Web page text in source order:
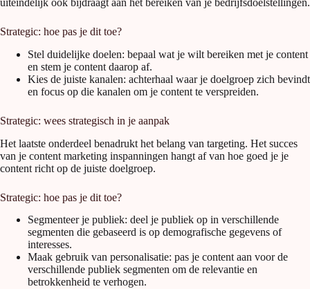
uiteindelijk ook bijdraagt aan het bereiken van je bedrijfsdoelstellingen.
Strategic: hoe pas je dit toe?
Stel duidelijke doelen: bepaal wat je wilt bereiken met je content
en stem je content daarop af.
Kies de juiste kanalen: achterhaal waar je doelgroep zich bevindt
en focus op die kanalen om je content te verspreiden.
Strategic: wees strategisch in je aanpak
Het laatste onderdeel benadrukt het belang van targeting. Het succes
van je content marketing inspanningen hangt af van hoe goed je je
content richt op de juiste doelgroep.
Strategic: hoe pas je dit toe?
Segmenteer je publiek: deel je publiek op in verschillende
segmenten die gebaseerd is op demografische gegevens of
interesses.
Maak gebruik van personalisatie: pas je content aan voor de
verschillende publiek segmenten om de relevantie en
betrokkenheid te verhogen.